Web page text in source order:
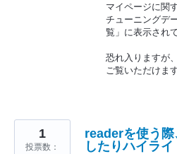
マイページに関
チューニングデ
覧」に表示され
恐れ入りますが
ご覧いただけま
readerを使う
したりハイラ
1
投票数：